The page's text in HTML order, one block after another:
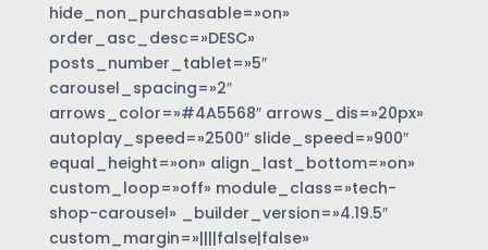
hide_non_purchasable=»on»
order_asc_desc=»DESC»
posts_number_tablet=»5″
carousel_spacing=»2″
arrows_color=»#4A5568″ arrows_dis=»20px»
autoplay_speed=»2500″ slide_speed=»900″
equal_height=»on» align_last_bottom=»on»
custom_loop=»off» module_class=»tech-
shop-carousel» _builder_version=»4.19.5″
custom_margin=»||||false|false»